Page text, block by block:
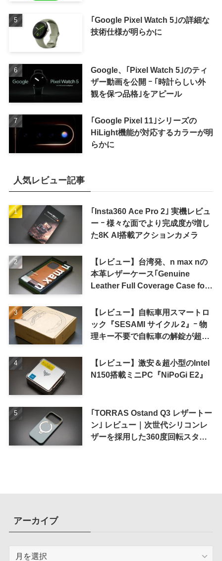
｢Google Pixel Watch 5｣の詳細な
技術仕様が明らかに
Google、｢Pixel Watch 5｣のティ
ザー動画を公開 ｰ ｢時計らしい外
観を保つ品格｣をアピール
｢Google Pixel 11｣シリーズの
HiLight機能が対応するカラーが明
らかに
人気レビュー記事
｢Insta360 Ace Pro 2｣ 実機レビュ
ー ｰ 様々な面でより完成度が増し
た8K AI搭載アクションカメラ
【レビュー】台湾発、n max nの
本革レザーケース｢Genuine
Leather Full Coverage Case for
【レビュー】自転車用スマートロ
ック『SESAMI サイクル 2』ｰ 物
理キー不要で自転車の解錠が超簡
【レビュー】激安＆超小型のIntel
N150搭載ミニPC『NiPoGi E2』
｢TORRAS Ostand Q3 レザートー
ン｣ レビュー｜次世代シリコンレ
ザーを採用した360度回転スタン
アーカイブ